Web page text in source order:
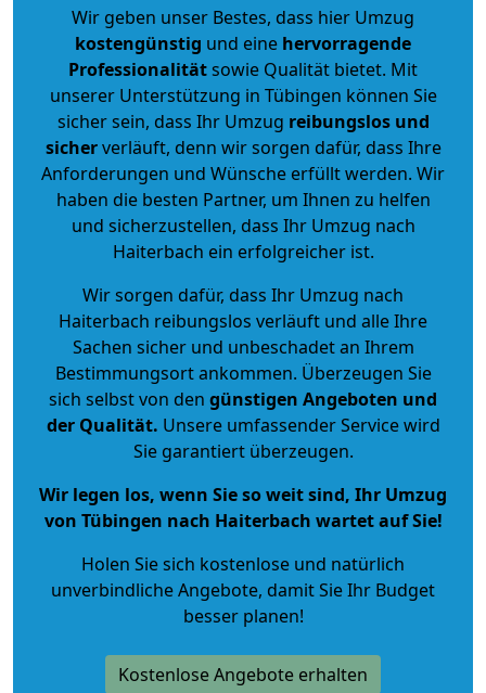
Wir geben unser Bestes, dass hier Umzug
kostengünstig und eine hervorragende
Professionalitätsowie Qualität bietet. Mit
unserer Unterstützung in Tübingen können Sie
sicher sein, dass Ihr Umzug reibungslos und
sicherverläuft, denn wir sorgen dafür, dass Ihre
Anforderungen und Wünsche erfüllt werden. Wir
haben die besten Partner, um Ihnen zu helfen
und sicherzustellen, dass Ihr Umzug nach
Haiterbach ein erfolgreicher ist.
Wir sorgen dafür, dass Ihr Umzug nach
Haiterbach reibungslos verläuft und alle Ihre
Sachen sicher und unbeschadet an Ihrem
Bestimmungsort ankommen. Überzeugen Sie
sich selbst von den günstigen Angeboten und
der Qualität. Unsere umfassender Service wird
Sie garantiert überzeugen.
Wir legen los, wenn Sie so weit sind, Ihr Umzug
von Tübingen nach Haiterbach wartet auf Sie!
Holen Sie sich kostenlose und natürlich
unverbindliche Angebote, damit Sie Ihr Budget
besser planen!
Kostenlose Angebote erhalten